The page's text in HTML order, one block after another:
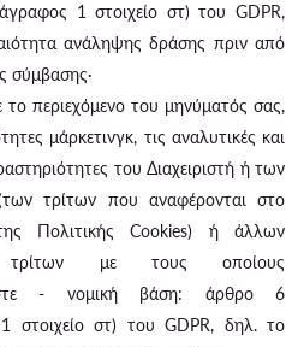
1 στοιχείο στ) του GDPR,
ανάληψης δράσης πριν από
σύμβασης·
περιεχόμενο του μηνύματός σας,
μάρκετινγκ, τις αναλυτικές και
του Διαχειριστή ή των
τρίτων που αναφέρονται στο
Πολιτικής Cookies) ή άλλων
τρίτων με τους οποίους
- νομική βάση: άρθρο 6
στοιχείο στ) του GDPR, δηλ. το